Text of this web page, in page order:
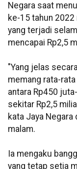
Negara saat
ke-15 tahun
yang terjadi
mencapai Rp2,5
"Yang jelas
memang rata-
antara Rp450
sekitar Rp2,5
kata Jaya Negara
malam.
Ia mengaku
yang tetap setia